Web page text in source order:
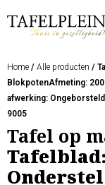
Home / Alle producten /
BlokpotenAfmeting:
afwerking:
9005
Tafel op
Tafelblad: